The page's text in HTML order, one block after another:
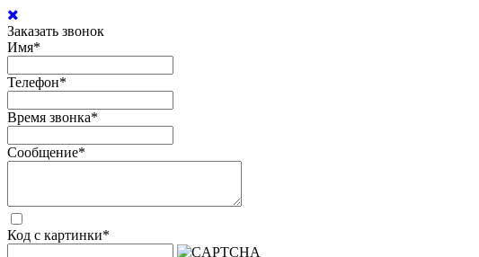
Заказать звонок
Имя*
Телефон*
Время звонка*
Сообщение*
Код с картинки*